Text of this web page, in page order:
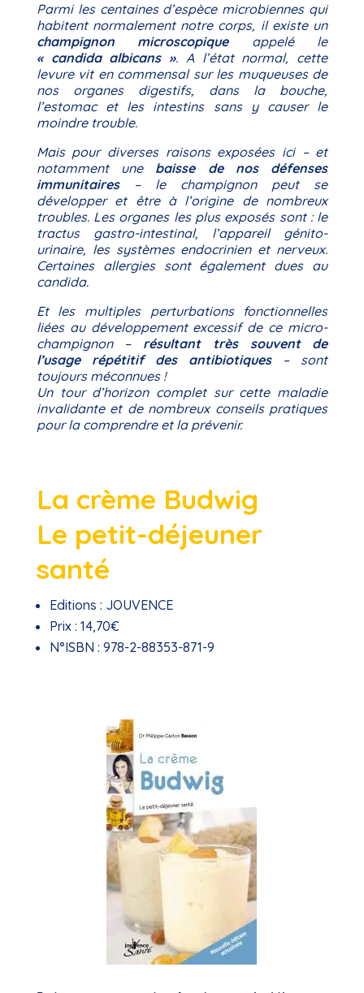
Parmi les centaines d’espèce microbiennes qui
habitent normalement notre corps, il existe un
champignon microscopiqueappelé le
« candida albicans ». A l’état normal, cette
levure vit en commensal sur les muqueuses de
nos organes digestifs, dans la bouche,
l’estomac et les intestins sans y causer le
moindre trouble.
Mais pour diverses raisons exposées ici – et
notamment une baisse de nos défenses
immunitaires– le champignon peut se
développer et être à l’origine de nombreux
troubles. Les organes les plus exposés sont : le
tractus gastro-intestinal, l’appareil génito-
urinaire, les systèmes endocrinien et nerveux.
Certaines allergies sont également dues au
candida.
Et les multiples perturbations fonctionnelles
liées au développement excessif de ce micro-
champignon – résultant très souvent de
l’usage répétitif des antibiotiques– sont
toujours méconnues !
Un tour d’horizon complet sur cette maladie
invalidante et de nombreux conseils pratiques
pour la comprendre et la prévenir.
La crème Budwig
Le petit-déjeuner
santé
Editions : JOUVENCE
Prix : 14,70€
N°ISBN : 978-2-88353-871-9